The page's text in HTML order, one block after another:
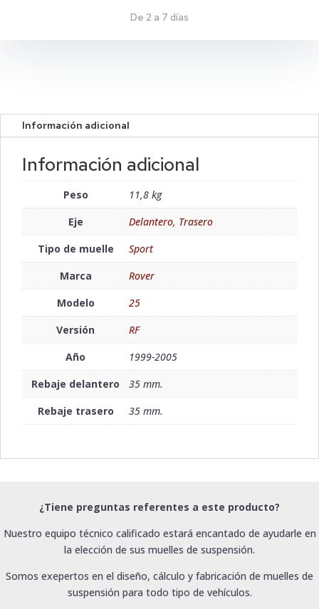
De 2 a 7 días
Información adicional
Información adicional
Peso
11,8 kg
Eje
Delantero, Trasero
Tipo de muelle
Sport
Marca
Rover
Modelo
25
Versión
RF
Año
1999-2005
Rebaje delantero
35 mm.
Rebaje trasero
35 mm.
¿Tiene preguntas referentes a este producto?
Nuestro equipo técnico calificado estará encantado de ayudarle en
la elección de sus muelles de suspensión.
Somos exepertos en el diseño, cálculo y fabricación de muelles de
suspensión para todo tipo de vehículos.